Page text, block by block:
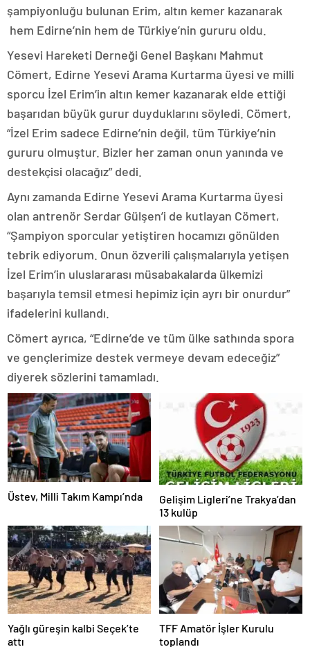
şampiyonluğu bulunan Erim, altın kemer kazanarak
hem Edirne’nin hem de Türkiye’nin gururu oldu.
Yesevi Hareketi Derneği Genel Başkanı Mahmut
Cömert, Edirne Yesevi Arama Kurtarma üyesi ve milli
sporcu İzel Erim’in altın kemer kazanarak elde ettiği
başarıdan büyük gurur duyduklarını söyledi. Cömert,
“İzel Erim sadece Edirne’nin değil, tüm Türkiye’nin
gururu olmuştur. Bizler her zaman onun yanında ve
destekçisi olacağız” dedi.
Aynı zamanda Edirne Yesevi Arama Kurtarma üyesi
olan antrenör Serdar Gülşen’i de kutlayan Cömert,
“Şampiyon sporcular yetiştiren hocamızı gönülden
tebrik ediyorum. Onun özverili çalışmalarıyla yetişen
İzel Erim’in uluslararası müsabakalarda ülkemizi
başarıyla temsil etmesi hepimiz için ayrı bir onurdur”
ifadelerini kullandı.
Cömert ayrıca, “Edirne’de ve tüm ülke sathında spora
ve gençlerimize destek vermeye devam edeceğiz”
diyerek sözlerini tamamladı.
Üstev, Milli Takım Kampı’nda
Gelişim Ligleri’ne Trakya’dan
13 kulüp
Yağlı güreşin kalbi Seçek’te
attı
TFF Amatör İşler Kurulu
toplandı